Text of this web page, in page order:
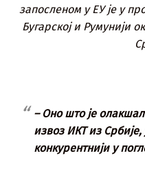
запосленом у ЕУ је у
Бугарској и Румунији
– Оно што је
извоз ИКТ из Србије,
конкурентнији у